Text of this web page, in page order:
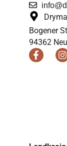
Bogener
94362
F
a
I
n